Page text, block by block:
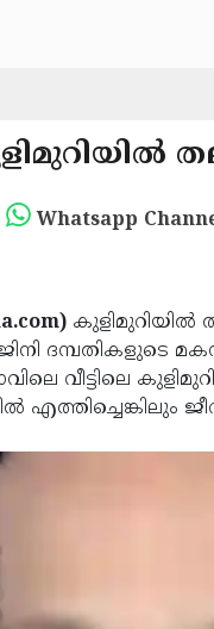
Whatsapp
കുളിമുറിയില്‍
ദമ്പതികളുടെ
വീട്ടിലെ